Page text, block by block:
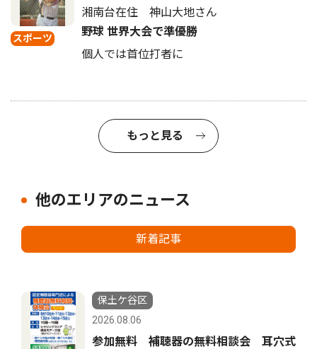
スポーツ
湘南台在住 神山大地さん
野球 世界大会で準優勝
個人では首位打者に
もっと見る
他のエリアのニュース
新着記事
保土ケ谷区
2026.08.06
参加無料 補聴器の無料相談会 耳穴式